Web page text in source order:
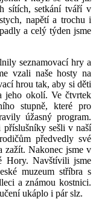
sítích, setkání tváří v
napětí a trochu i
a celý týden jsme
seznamovací hry a
vzali naše hosty na
hrou tak, aby si děti
jeho okolí. Ve čtvrtek
stupně, které pro
úžasný program.
sešli v naší
předvedly své
zažít. Nakonec jsme v
Hory. Navštívili jsme
muzeum stříbra s
a známou kostnici.
ukáplo i pár slz.